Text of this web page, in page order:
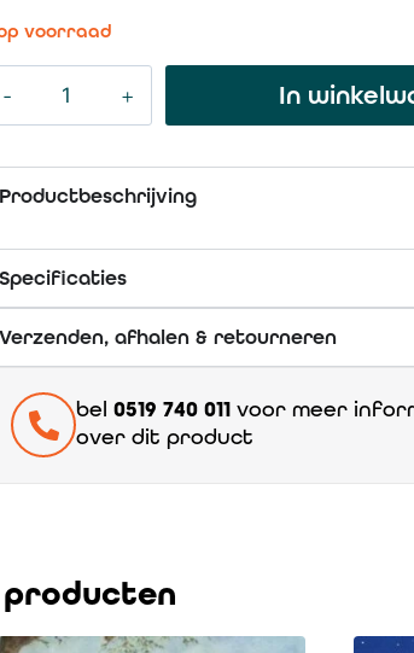
voorraad
In
Productbeschrijving
Specificaties
Verzenden, afhalen & retourneren
bel 0519 740 011 voor meer
over dit product